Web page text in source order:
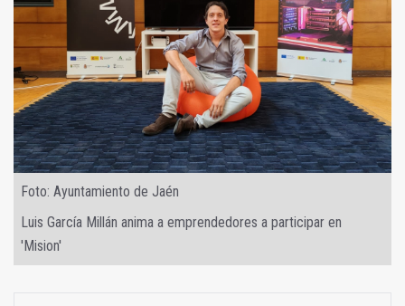
Foto: Ayuntamiento de Jaén
Luis García Millán anima a emprendedores a participar en
'Mision'